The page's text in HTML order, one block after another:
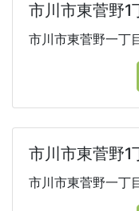
市川市東菅野1
市川市東菅野一丁
市川市東菅野1
市川市東菅野一丁